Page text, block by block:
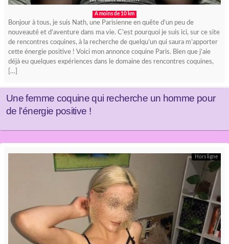
A moins de 10 km
Bonjour à tous, je suis Nath, une Parisienne en quête d’un peu de
nouveauté et d’aventure dans ma vie. C’est pourquoi je suis ici, sur ce site
de rencontres coquines, à la recherche de quelqu’un qui saura m’apporter
cette énergie positive ! Voici mon annonce coquine Paris. Bien que j’aie
déjà eu quelques expériences dans le domaine des rencontres coquines,
[…]
Une femme coquine qui recherche un homme pour
de l’énergie positive !
Hors ligne